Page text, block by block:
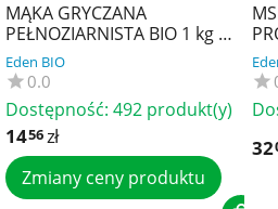
MĄKA GRYCZANA
PEŁNOZIARNISTA BIO 1 kg -
BIO PLANET
Eden BIO
0.0
Dostępność: 492 produkt(y)
1456zł
Zmiany ceny produktu
32